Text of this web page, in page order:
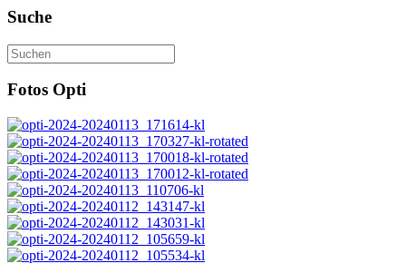
Suche
Fotos Opti